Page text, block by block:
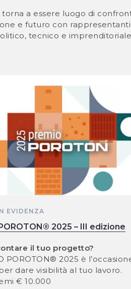
a essere luogo di
e futuro con
tecnico e imprenditoriale
EVIDENZA
2025 – III edizione
il tuo progetto?
POROTON® 2025 è
dare visibilità al tuo lavoro.
€ 10.000